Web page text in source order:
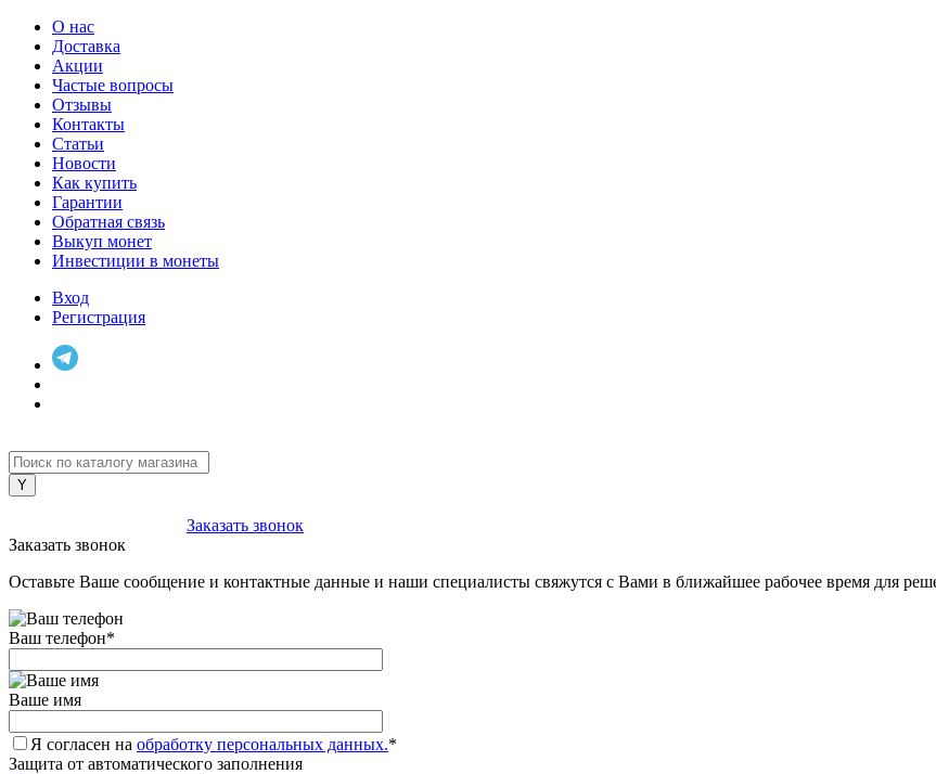
О нас
Доставка
Акции
Частые вопросы
Отзывы
Контакты
Статьи
Новости
Как купить
Гарантии
Обратная связь
Выкуп монет
Инвестиции в монеты
Вход
Регистрация
Заказать звонок
Заказать звонок
Оставьте Ваше сообщение и контактные данные и наши специалисты свяжутся с Вами в ближайшее рабочее время для
Ваш телефон*
Ваше имя
Я согласен на обработку персональных данных.*
Защита от автоматического заполнения